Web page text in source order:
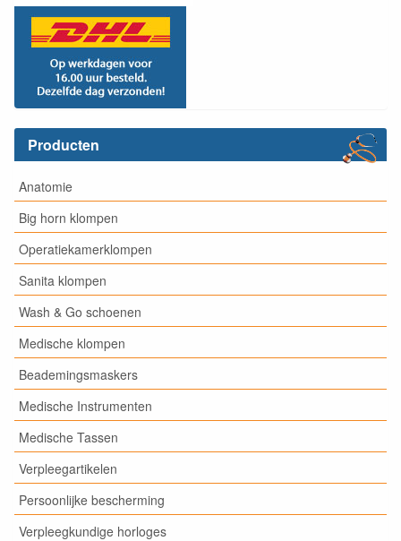
Producten
Anatomie
Big horn klompen
Operatiekamerklompen
Sanita klompen
Wash & Go schoenen
Medische klompen
Beademingsmaskers
Medische Instrumenten
Medische Tassen
Verpleegartikelen
Persoonlijke bescherming
Verpleegkundige horloges